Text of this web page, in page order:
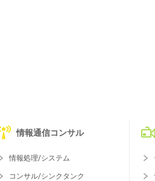
情報通信コンサル
情報処理/システム
コンサル/シンクタンク